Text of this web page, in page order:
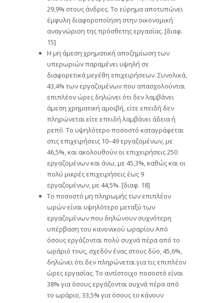
29,9% στους άνδρες. Το εύρημα αποτυπώνει
έμφυλη διαφοροποίηση στην οικονομική
αναγνώριση της πρόσθετης εργασίας. [διαφ.
15]
Η μη άμεση χρηματική αποζημίωση των
υπερωριών παραμένει υψηλή σε
διαφορετικά μεγέθη επιχειρήσεων. Συνολικά,
43,4% των εργαζομένων που απασχολούνται
επιπλέον ώρες δηλώνει ότι δεν λαμβάνει
άμεση χρηματική αμοιβή, είτε επειδή δεν
πληρώνεται είτε επειδή λαμβάνει άδεια ή
ρεπό. Το υψηλότερο ποσοστό καταγράφεται
στις επιχειρήσεις 10–49 εργαζομένων, με
46,5%, και ακολουθούν οι επιχειρήσεις 250
εργαζομένων και άνω, με 45,3%, καθώς και οι
πολύ μικρές επιχειρήσεις έως 9
εργαζομένων, με 44,5%. [διαφ. 18]
Το ποσοστό μη πληρωμής των επιπλέον
ωρών είναι υψηλότερο μεταξύ των
εργαζομένων που δηλώνουν συχνότερη
υπέρβαση του κανονικού ωραρίου Από
όσους εργάζονται πολύ συχνά πέρα από το
ωράριό τους, σχεδόν ένας στους δύο, 45,6%,
δηλώνει ότι δεν πληρώνεται για τις επιπλέον
ώρες εργασίας. Το αντίστοιχο ποσοστό είναι
38% για όσους εργάζονται συχνά πέρα από
το ωράριο, 33,5% για όσους το κάνουν